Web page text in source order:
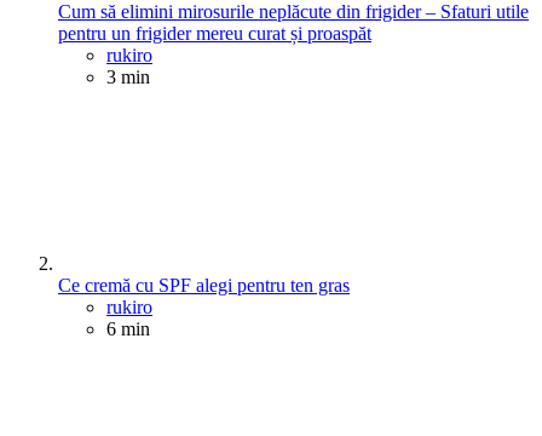
Cum să elimini mirosurile neplăcute din frigider – Sfaturi utile
pentru un frigider mereu curat și proaspăt
Posted
rukiro
3 min
Ce cremă cu SPF alegi pentru ten gras
Posted
rukiro
6 min